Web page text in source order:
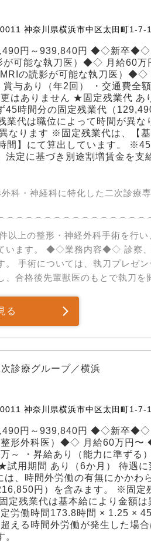
神奈川県横浜市中区太田町1-7-1
円～939,840円 ◆◇新卒◆◇
可能な執刀医）◆◇ 月給60万
の読影が可能な執刀医）◆◇
与あり（年2回） ・交通費全
はありません ★固定残業代 あ
45時間分の固定残業代（
代は職位によって時間が異な
なります ※固定残業代は、【
間】にて算出しています。 ※45
法定に基づき別途割増賃金を支
科・神経科に特化した二次診療
以上の整形・神経外科手術を行い
◆◇ 診察、検
手術については、執刀プレゼン
、合格後先輩獣医のもとで執刀を
神経科医を積極的に採用していま
可能 ・関節鏡：体への負担の少な
で難度の高い症例を経験し、専門
経外科手術を実施。 ・骨折（約
ルニア（約1600件） ・膝蓋骨脱
ります。 ✅あなたの成長を
執刀」ではなく、着実にステップ
ン、触診、術後管理の徹底指導
プロセスを習得。 STEP 03： リ
04： 指導医を患者家族に見
STEP 05： 合格後、指導医の監
・経理・法務等の経営業務、集患
る
診療グループ／横浜
神奈川県横浜市中区太田町1-7-1
円～939,840円 ◆◇新卒◆◇
整形外科医）◆◇ 月給60万円
・昇給あり（能力に準ずる）
用期間 あり（6か月） 待遇に
、時間外労働の有無にかかわ
円）を含みます。 ※固定
定残業代は基本給により金額は
労働時間173.8時間 × 1.25 ×
える時間外労働が発生した場合